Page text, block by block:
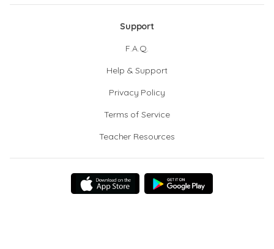
Support
F.A.Q.
Help & Support
Privacy Policy
Terms of Service
Teacher Resources